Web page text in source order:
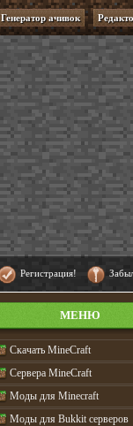
Генератор ачивок
Регистрация!
МЕНЮ
Cкачать MineCraft
Сервера MineCraft
Моды для Minecraft
Моды для Bukkit серверов